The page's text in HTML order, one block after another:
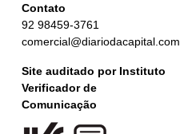
Contato
92 98459-3761
comercial@diariodacapital.com
Site auditado por Instituto
Verificador de
Comunicação